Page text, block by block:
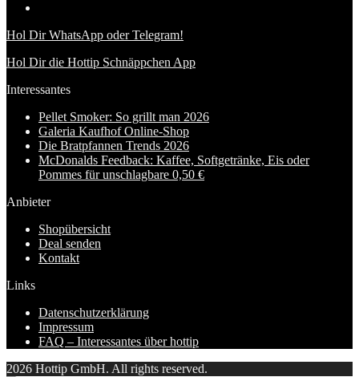
Hol Dir WhatsApp oder Telegram!
Hol Dir die Hottip Schnäppchen App
Interessantes
Pellet Smoker: So grillt man 2026
Galeria Kaufhof Online-Shop
Die Bratpfannen Trends 2026
McDonalds Feedback: Kaffee, Softgetränke, Eis oder
Pommes für unschlagbare 0,50 €
Anbieter
Shopübersicht
Deal senden
Kontakt
Links
Datenschutzerklärung
Impressum
FAQ – Interessantes über hottip
2026 Hottip GmbH. All rights reserved.